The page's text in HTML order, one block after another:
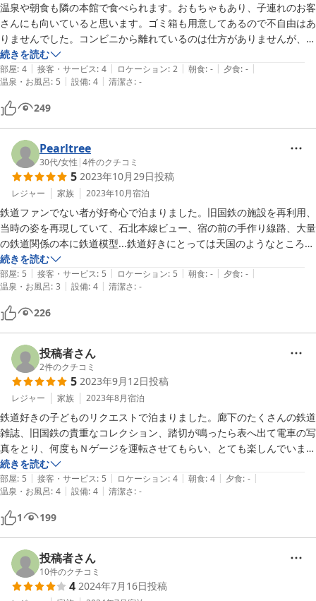
温泉や朝食も隣の本館で食べられます。おもちゃもあり、子連れのお客
さんにも向いていると思います。ゴミ箱も用意してあるので不自由はあ
りませんでした。コンビニから離れているのは仕方がありませんが、夕
食も食べられたらより満足です。
続きを読む
部屋: 4 | 接客・サービス: 4 | ロケーション: 2 | 朝食: - | 夕食: - |
温泉・お風呂: 5 | 設備: 4 | 清潔さ: -
249
Pearltree
30代/女性 |4件のクチコミ
5 2023年10月29日投稿
レジャー 家族 2023年10月宿泊
鉄道ファンでない者が好奇心で泊まりました。旧国鉄の施設を再利用、
当時の姿を再現していて、石北本線ビュー、宿の前の手作り線路、大量
の鉄道関係の本に鉄道模型...鉄道好きにとっては天国のようなところだ
と思いました。
廊下が寒かったり、トイレが共有だったり、オーソドックスなホテル施
設でない故の難点はありますが、それを承知の上でいけば、とても楽し
い体験型のステイになると思います。
続きを読む
部屋: 5 | 接客・サービス: 5 | ロケーション: 5 | 朝食: - | 夕食: - |
温泉・お風呂: 3 | 設備: 4 | 清潔さ: -
226
投稿者さん
2件のクチコミ
5 2023年9月12日投稿
レジャー 家族 2023年8月宿泊
鉄道好きの子どものリクエストで泊まりました。廊下のたくさんの鉄道
雑誌、旧国鉄の貴重なコレクション、踏切が鳴ったら表へ出て電車の写
真をとり、何度もＮゲージを運転させてもらい、とても楽しんでいまし
た。部屋のブラウン管テレビやビデオなどはあえての昭和レトロで面白
かったです。
建物や設備の古いことは覚悟していましたが、古いなりに清潔でした
し、女性用トイレには洋式もあり良かったです。オーナーさんも館内の
展示物を案内してくれて、夕食の相談にアドバイスしてくれたりとても
親切でした。
続きを読む
部屋: 5 | 接客・サービス: 5 | ロケーション: 4 | 朝食: 4 | 夕食: - |
温泉・お風呂: 4 | 設備: 4 | 清潔さ: -
1 199
投稿者さん
10件のクチコミ
4 2024年7月16日投稿